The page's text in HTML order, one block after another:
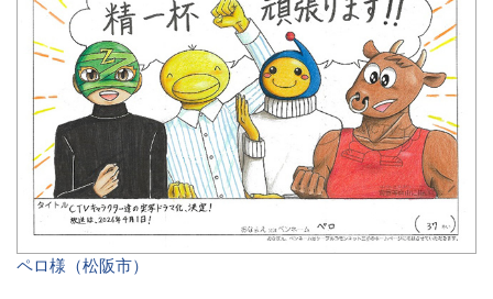
ペロ様（松阪市）